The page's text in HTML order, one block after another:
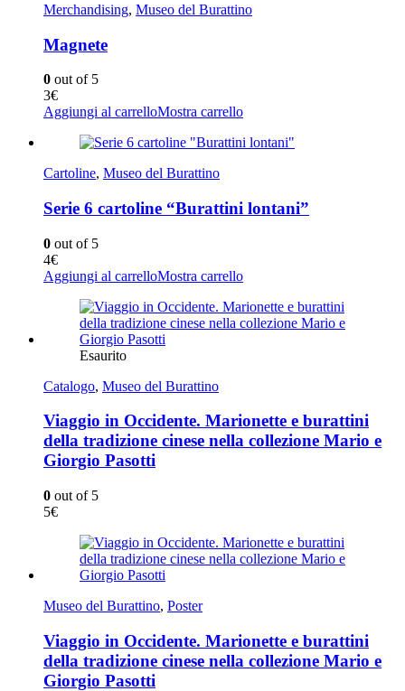
Merchandising, Museo del Burattino
Magnete
0 out of 5
3€
Aggiungi al carrelloMostra carrello
Cartoline, Museo del Burattino
Serie 6 cartoline “Burattini lontani”
0 out of 5
4€
Aggiungi al carrelloMostra carrello
Esaurito
Catalogo, Museo del Burattino
Viaggio in Occidente. Marionette e burattini
della tradizione cinese nella collezione Mario e
Giorgio Pasotti
0 out of 5
5€
Museo del Burattino, Poster
Viaggio in Occidente. Marionette e burattini
della tradizione cinese nella collezione Mario e
Giorgio Pasotti